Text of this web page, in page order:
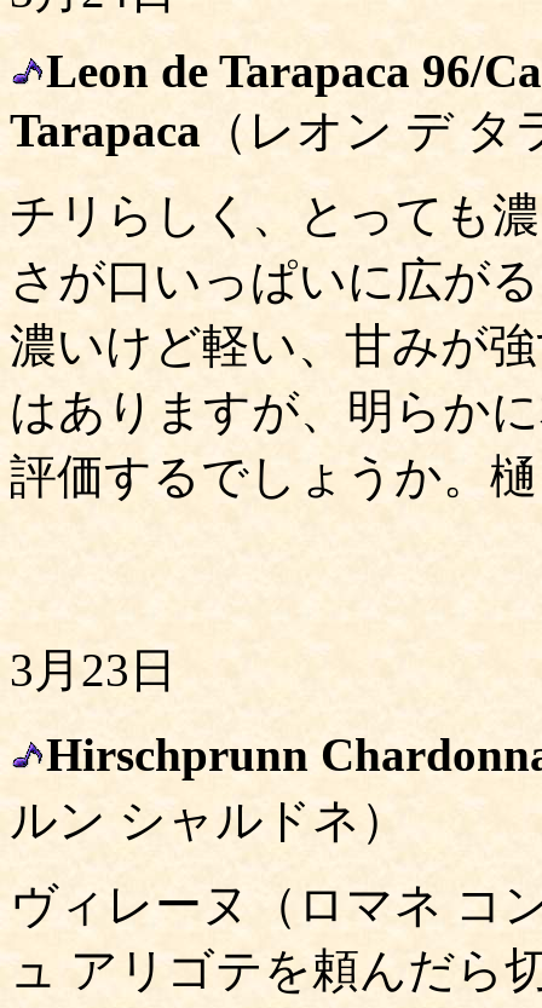
Leon de Tarapaca 96/
Tarapaca （レオン デ タ
チリらしく、とっても
さが口いっぱいに広が
濃いけど軽い、甘みが
はありますが、明らか
評価するでしょうか。
3月23日
Hirschprunn
ルン シャルドネ）
ヴィレーヌ（ロマネ コ
ュ アリゴテを頼んだら